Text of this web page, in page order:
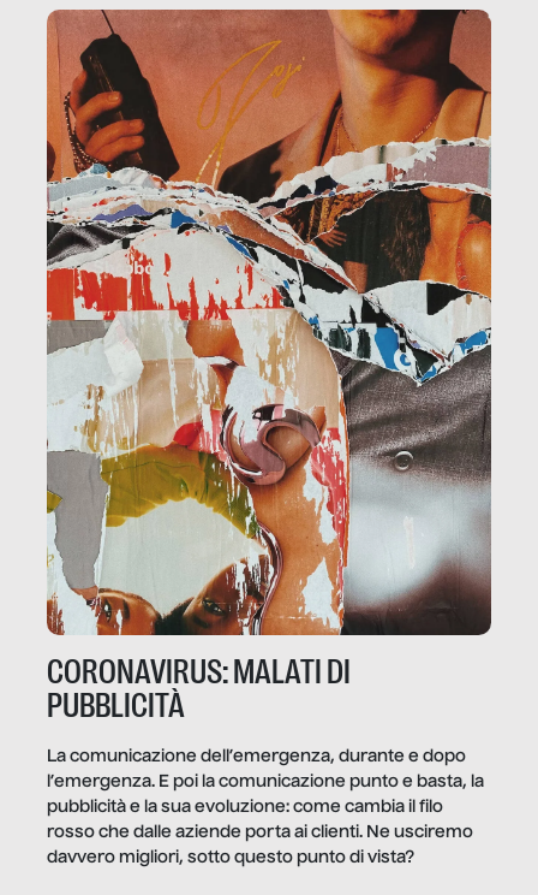
CORONAVIRUS: MALATI DI
PUBBLICITÀ
La comunicazione dell’emergenza, durante e dopo
l’emergenza. E poi la comunicazione punto e basta, la
pubblicità e la sua evoluzione: come cambia il filo
rosso che dalle aziende porta ai clienti. Ne usciremo
davvero migliori, sotto questo punto di vista?